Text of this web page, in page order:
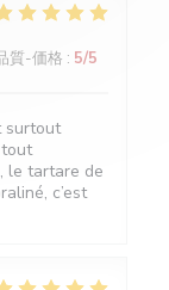
質-価格 : 5/5
surtout
le tartare de
c’est